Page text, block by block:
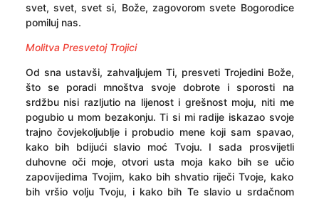
svet, svet, svet si, Bože, zagovorom svete Bogorodice
pomiluj nas.
Molitva Presvetoj Trojici
Od sna ustavši, zahvaljujem Ti, presveti Trojedini Bože,
što se poradi mnoštva svoje dobrote i sporosti na
srdžbu nisi razljutio na lijenost i grešnost moju, niti me
pogubio u mom bezakonju. Ti si mi radije iskazao svoje
trajno čovjekoljublje i probudio mene koji sam spavao,
kako bih bdijući slavio moć Tvoju. I sada prosvijetli
duhovne oči moje, otvori usta moja kako bih se učio
zapovijedima Tvojim, kako bih shvatio riječi Tvoje, kako
bih vršio volju Tvoju, i kako bih Te slavio u srdačnom